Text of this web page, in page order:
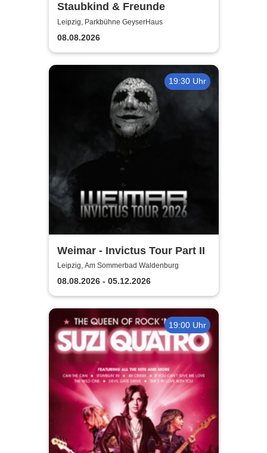
Staubkind & Freunde
Leipzig, Parkbühne GeyserHaus
08.08.2026
19:30 Uhr
Weimar - Invictus Tour Part II
Leipzig, Am Sommerbad Waldenburg
08.08.2026 - 05.12.2026
19:00 Uhr